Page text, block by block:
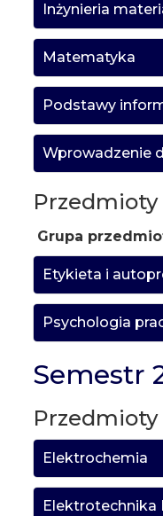
Inżynieria
Matematyka
Podstawy
Wprowadzenie
Grupa
Etykieta i
Psychologia
Semestr
Elektrochemia
Elektrotechnika II